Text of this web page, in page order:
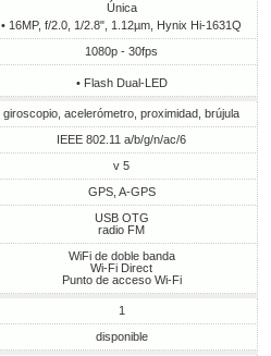
Única
• 16MP, f/2.0, 1/2.8", 1.12µm, Hynix Hi-1631Q
1080p - 30fps
• Flash Dual-LED
giroscopio, acelerómetro, proximidad, brújula
IEEE 802.11 a/b/g/n/ac/6
v 5
GPS, A-GPS
USB OTG
radio FM
WiFi de doble banda
Wi-Fi Direct
Punto de acceso Wi-Fi
1
disponible